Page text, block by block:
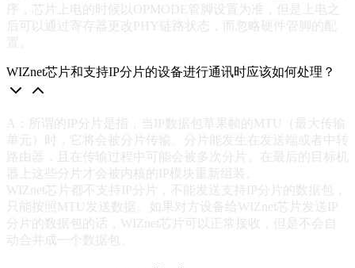
序，芯片上电的时候以OPMODE管脚设置为准，但是上电之
后可以通过寄存器更改PHY链路状态，而忽略硬件管脚的配
置。
WIZnet芯片和支持IP分片的设备进行通讯时应该如何处理？
A：所谓的IP分片是指，当IP数据包草果帧的MTU（最大传输
单元）时，它将会被分片传输。分片能发生在发送端或者中转
路由器，且在传输过程中可能会被多次分片。在最后的目标机
器上这些分片才会被内核的IP模块重新组装。
WIZnet芯片都不支持IP分片，不能发送支持IP分片的数据包，
只能按照MTU发送数据。如果对方设备给WIZnet芯片发送IP
分片的数据包的话，WIZnet芯片可以正常接收，但是不会自
动合并成一个数据包。